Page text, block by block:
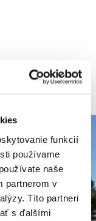
funkcií
používame
naše
partnerom v
Títo partneri
s ďalšími